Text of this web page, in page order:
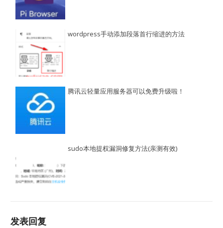
wordpress手动添加段落首行缩进的方法
腾讯云轻量应用服务器可以免费升级啦！
sudo本地提权漏洞修复方法(亲测有效)
发表回复